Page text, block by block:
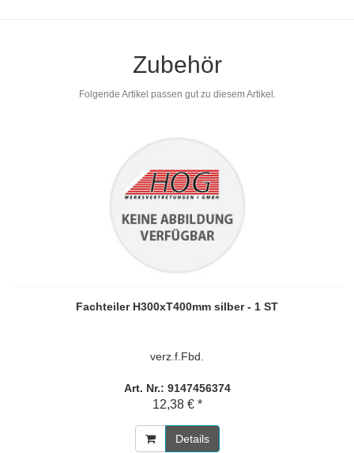
Zubehör
Folgende Artikel passen gut zu diesem Artikel.
Fachteiler H300xT400mm silber - 1 ST
verz.f.Fbd.
Art. Nr.: 9147456374
12,38 € *
Details